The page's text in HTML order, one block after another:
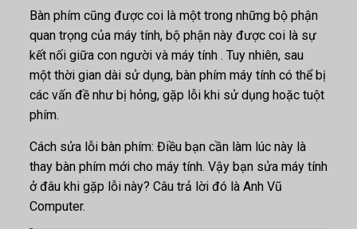
Bàn phím cũng được coi là một trong những bộ phận
quan trọng của máy tính, bộ phận này được coi là sự
kết nối giữa con người và máy tính . Tuy nhiên, sau
một thời gian dài sử dụng, bàn phím máy tính có thể bị
các vấn đề như bị hỏng, gặp lỗi khi sử dụng hoặc tuột
phím.
Cách sửa lỗi bàn phím: Điều bạn cần làm lúc này là
thay bàn phím mới cho máy tính. Vậy bạn sửa máy tính
ở đâu khi gặp lỗi này? Câu trả lời đó là Anh Vũ
Computer.